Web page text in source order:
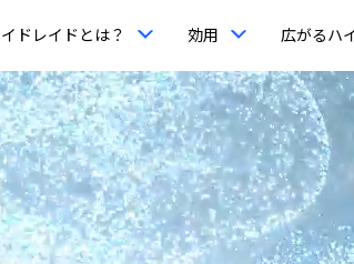
ドレイドとは？ 効用 広がるハ